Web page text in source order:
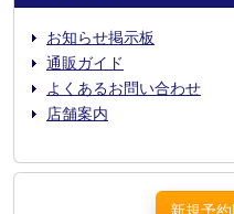
お知らせ掲示板
通販ガイド
よくあるお問い合わせ
店舗案内